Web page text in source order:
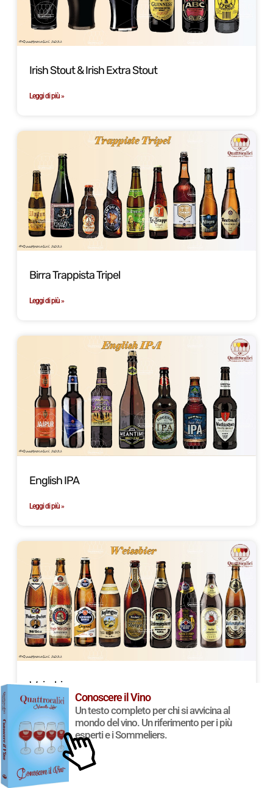
Irish Stout & Irish Extra Stout
Leggi di più »
Birra Trappista Tripel
Leggi di più »
English IPA
Leggi di più »
Weissbier
Leggi di più »
Conoscere il Vino
Un testo completo per chi si avvicina al
mondo del vino. Un riferimento per i più
esperti e i Sommeliers.